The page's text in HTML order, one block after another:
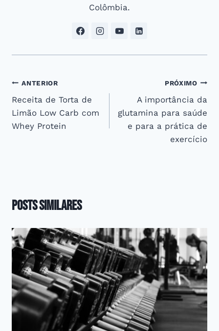
Colômbia.
Navegação
de
Post
ANTERIOR
Receita de Torta de
Limão Low Carb com
Whey Protein
PRÓXIMO
A importância da
glutamina para saúde
e para a prática de
exercício
Posts Similares